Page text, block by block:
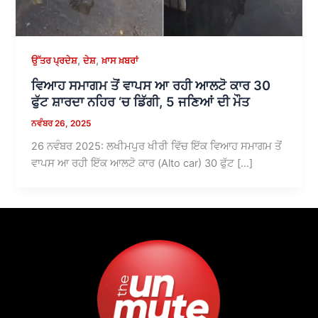
ਉੱਤਰ ਪ੍ਰਦੇਸ਼,ਦੇਸ਼,ਖ਼ਾਸ ਖ਼ਬਰਾਂ
ਵਿਆਹ ਸਮਾਗਮ ਤੋਂ ਵਾਪਸ ਆ ਰਹੀ ਆਲਟੋ ਕਾਰ 30
ਫੁੱਟ ਸ਼ਾਰਦਾ ਨਹਿਰ ‘ਚ ਡਿੱਗੀ, 5 ਜਣਿਆਂ ਦੀ ਮੌਤ
ਨਵੰਬਰ 26, 2025
26 ਨਵੰਬਰ 2025: ਲਖੀਮਪੁਰ ਖੀਰੀ ਵਿੱਚ ਇੱਕ ਵਿਆਹ ਸਮਾਗਮ ਤੋਂ
ਵਾਪਸ ਆ ਰਹੀ ਇੱਕ ਆਲਟੋ ਕਾਰ (Alto car) 30 ਫੁੱਟ […]